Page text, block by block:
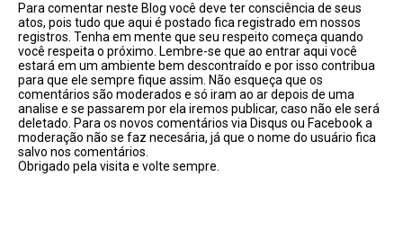
Para comentar neste Blog você deve ter consciência de seus
atos, pois tudo que aqui é postado fica registrado em nossos
registros. Tenha em mente que seu respeito começa quando
você respeita o próximo. Lembre-se que ao entrar aqui você
estará em um ambiente bem descontraído e por isso contribua
para que ele sempre fique assim. Não esqueça que os
comentários são moderados e só iram ao ar depois de uma
analise e se passarem por ela iremos publicar, caso não ele será
deletado. Para os novos comentários via Disqus ou Facebook a
moderação não se faz necesária, já que o nome do usuário fica
salvo nos comentários.
Obrigado pela visita e volte sempre.